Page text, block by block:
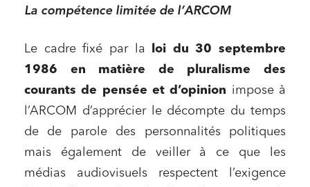
La compétence limitée de l’ARCOM
Le cadre fixé par la
loi du 30 septembre
1986 en matière de pluralisme des
courants de pensée et d’opinion impose à
l’ARCOM d’apprécier le décompte du temps
de de parole des personnalités politiques
mais également de veiller à ce que les
médias audiovisuels respectent l’exigence